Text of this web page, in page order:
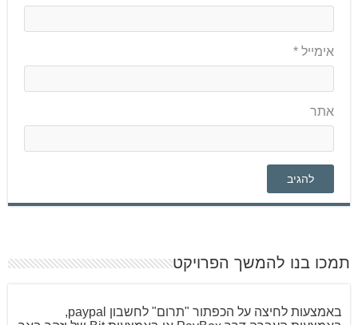
אימייל *
אתר
תמכו בנו להמשך הפרויקט
באמצעות לחיצה על הכפתור "תרום" לחשבון paypal,